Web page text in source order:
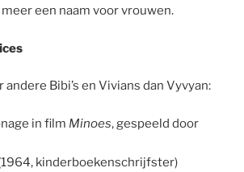
een naam voor vrouwen.
andere Bibi’s en Vivians dan Vyvyan:
in film Minoes, gespeeld door
kinderboekenschrijfster)